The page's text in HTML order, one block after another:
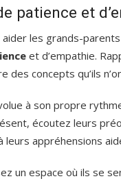
patience et
les grands-
et d’empathie.
des concepts qu’ils
à son propre
écoutez leurs
leurs appréhensions
un espace où ils se